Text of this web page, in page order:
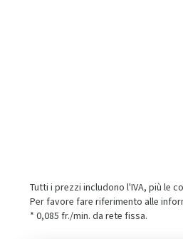
Tutti i prezzi includono l'IVA, più le
Per favore fare riferimento alle
* 0,085 fr./min. da rete fissa.